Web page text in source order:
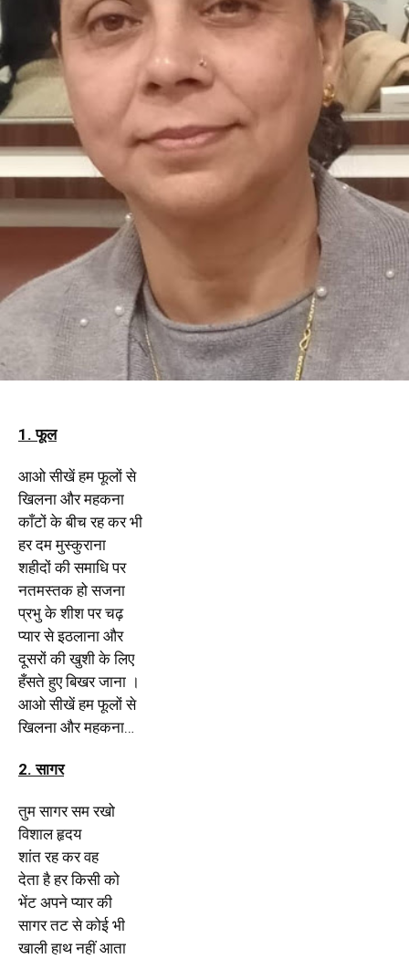
1. फूल
आओ सीखें हम फूलों से
खिलना और महकना
काँटों के बीच रह कर भी
हर दम मुस्कुराना
शहीदों की समाधि पर
नतमस्तक हो सजना
प्रभु के शीश पर चढ़
प्यार से इठलाना और
दूसरों की खुशी के लिए
हँसते हुए बिखर जाना ।
आओ सीखें हम फूलों से
खिलना और महकना…
2. सागर
तुम सागर सम रखो
विशाल हृदय
शांत रह कर वह
देता है हर किसी को
भेंट अपने प्यार की
सागर तट से कोई भी
खाली हाथ नहीं आता